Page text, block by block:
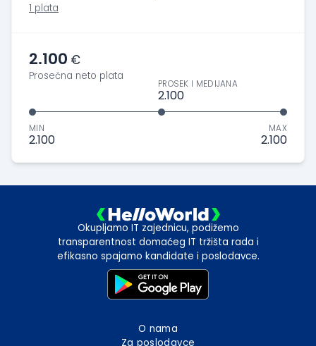
1 plata
2.100 €
Prosečna neto plata
MIN
2.100
PROSEK I MEDIJANA
2.100
MAX
2.100
Okupljamo IT zajednicu, podižemo
transparentnost domaćeg IT tržišta rada i
efikasno spajamo kandidate i poslodavce.
O nama
Za poslodavce